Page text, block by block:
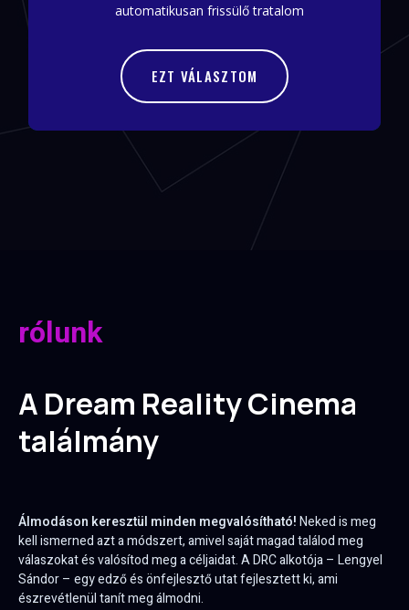
automatikusan frissülő tratalom
EZT VÁLASZTOM
rólunk
A Dream Reality Cinema
találmány
Álmodáson keresztül minden megvalósítható!Neked is meg
kell ismerned azt a módszert, amivel saját magad találod meg
válaszokat és valósítod meg a céljaidat. A DRC alkotója – Lengyel
Sándor – egy edző és önfejlesztő utat fejlesztett ki, ami
észrevétlenül tanít meg álmodni.